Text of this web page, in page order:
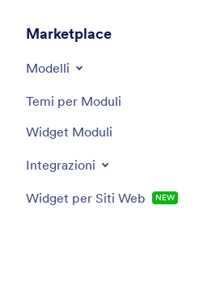
Marketplace
Modelli
Temi per Moduli
Widget Moduli
Integrazioni
Widget per Siti Web NEW